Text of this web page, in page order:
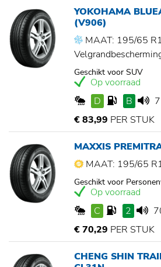
YOKOHAMA
(V906)
MAAT: 195/65
Geschikt voor SUV
Op voorraad
D
B
€ 83,99 PER STUK
MAXXIS
MAAT: 195/65
Geschikt voor
Op voorraad
C
2
€ 70,29 PER STUK
CHENG SHIN